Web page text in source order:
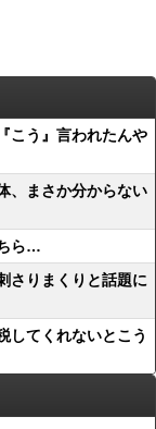
こう』言われたんや
、まさか分からない
ら…
さりまくりと話題に
してくれないとこう